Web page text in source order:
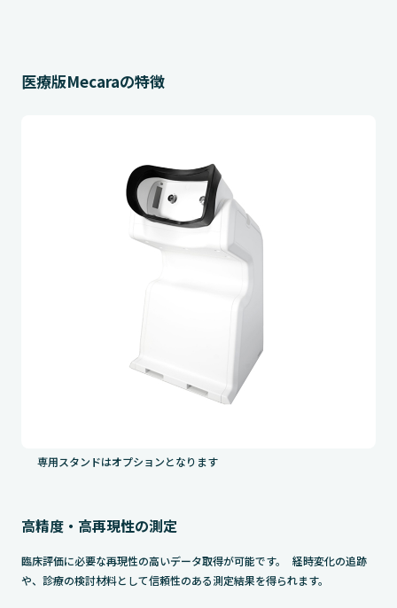
医療版Mecaraの特徴
専用スタンドはオプションとなります
高精度・高再現性の測定
臨床評価に必要な再現性の高いデータ取得が可能です。 経時変化の追跡
や、診療の検討材料として信頼性のある測定結果を得られます。